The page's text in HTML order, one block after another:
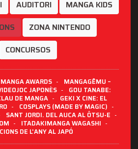
AUDITORI
MANGA KIDS
ZONA NINTENDO
CONCURSOS
AWARDS -
MANGAGĒMU –
JAPONÈS -
GOU TANABE:
DE MANGA -
GEKI X CINE: EL
- COSPLAYS (MADE BY MAGIC) -
SANT JORDI. DEL AUCA AL ÔTSU-E -
- ITADAKIMANGA WAGASHI -
DE L'ANY AL JAPÓ